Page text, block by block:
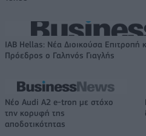
IAB Hellas: Νέα Διοικούσα Επιτροπή
Πρόεδρος ο Γαληνός Γιαγλής
Νέο Audi A2 e-tron με στόχο
την κορυφή της
αποδοτικότητας